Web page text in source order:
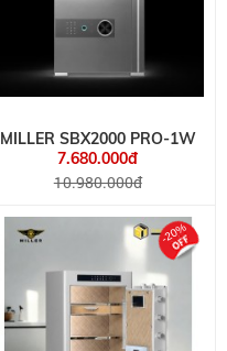
MILLER SBX2000 PRO-1W
7.680.000đ
10.980.000đ
-20%